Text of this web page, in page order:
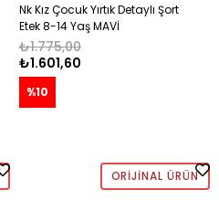
Nk Kız Çocuk Yırtık Detaylı Şort
Etek 8-14 Yaş MAVİ
₺1.601,60
₺1.775,00
%10
ORIJINAL ÜRÜN